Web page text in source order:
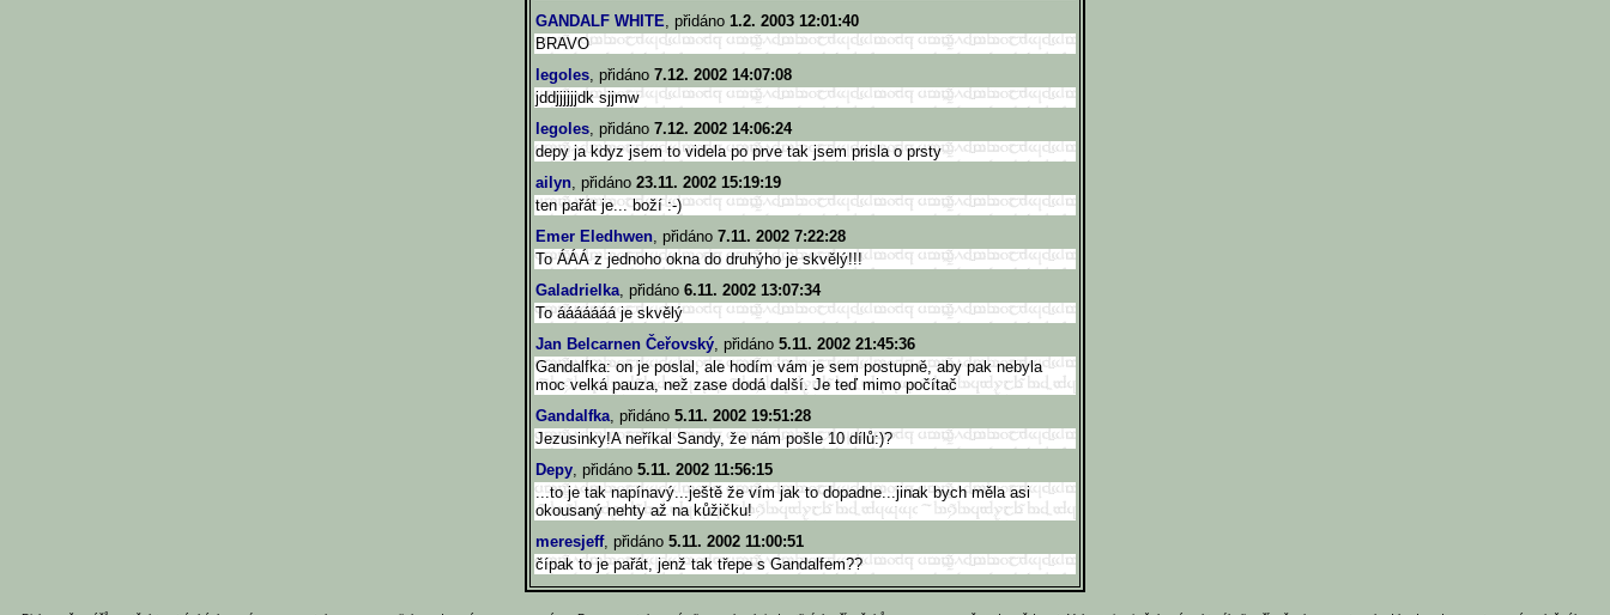
GANDALF WHITE, přidáno 1.2. 2003 12:01:40
BRAVO
legoles, přidáno 7.12. 2002 14:07:08
jddjjjjjjdk sjjmw
legoles, přidáno 7.12. 2002 14:06:24
depy ja kdyz jsem to videla po prve tak jsem prisla o prsty
ailyn, přidáno 23.11. 2002 15:19:19
ten pařát je... boží :-)
Emer Eledhwen, přidáno 7.11. 2002 7:22:28
To ÁÁÁ z jednoho okna do druhýho je skvělý!!!
Galadrielka, přidáno 6.11. 2002 13:07:34
To ááááááá je skvělý
Jan Belcarnen Čeřovský, přidáno 5.11. 2002 21:45:36
Gandalfka: on je poslal, ale hodím vám je sem postupně, aby pak nebyla
moc velká pauza, než zase dodá další. Je teď mimo počítač
Gandalfka, přidáno 5.11. 2002 19:51:28
Jezusinky!A neříkal Sandy, že nám pošle 10 dílů:)?
Depy, přidáno 5.11. 2002 11:56:15
...to je tak napínavý...ještě že vím jak to dopadne...jinak bych měla asi
okousaný nehty až na kůžičku!
meresjeff, přidáno 5.11. 2002 11:00:51
čípak to je pařát, jenž tak třepe s Gandalfem??